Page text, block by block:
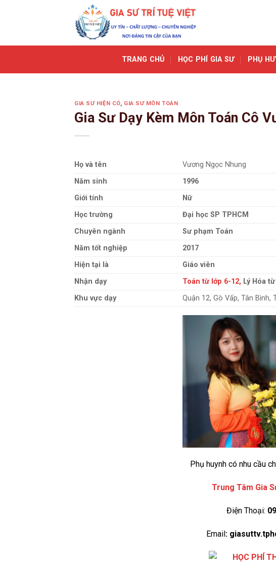
TRANG CHỦ HỌC PHÍ GIA SƯ PHỤ
GIA SƯ HIỆN CÓ, GIA SƯ MÔN TOÁN
Gia Sư Dạy Kèm Môn Toán Cô
Họ và tên
Vương Ngọc Nhung
Năm sinh
1996
Giới tính
Nữ
Học trường
Đại học SP TPHCM
Chuyên ngành
Sư phạm Toán
Năm tốt nghiệp
2017
Hiện tại là
Giáo viên
Nhận dạy
Toán từ lớp 6-12, Lý Hóa
Khu vực dạy
Quận 12, Gò Vấp, Tân Bình,
Phụ huynh có nhu cầu
Trung Tâm Gia
Điện Thoại:
Email: